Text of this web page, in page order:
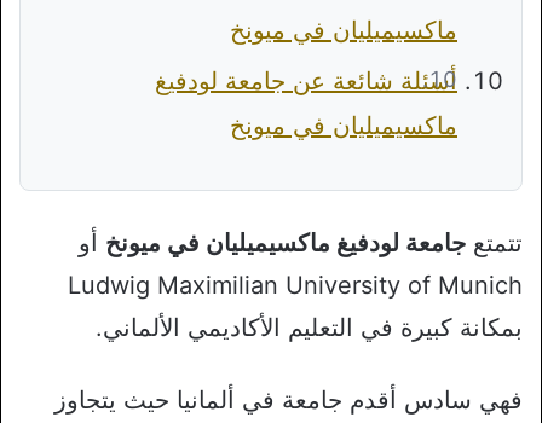
ماكسيميليان في ميونخ
أسئلة شائعة عن جامعة لودفيغ
ماكسيميليان في ميونخ
تتمتع جامعة لودفيغ ماكسيميليان في ميونخ أو
Ludwig Maximilian University of Munich
بمكانة كبيرة في التعليم الأكاديمي الألماني.
فهي سادس أقدم جامعة في ألمانيا حيث يتجاوز